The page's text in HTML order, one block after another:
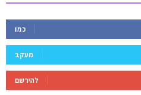
כמו
מעקב
להירשם